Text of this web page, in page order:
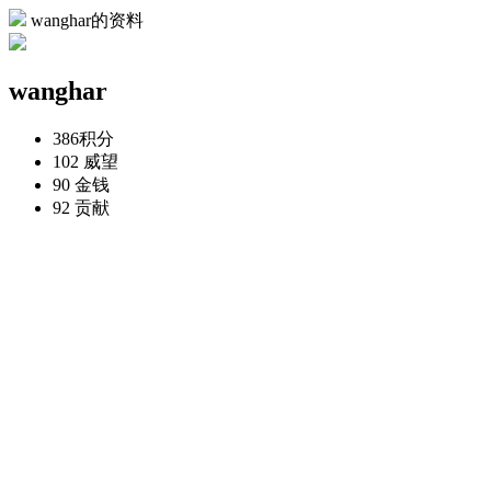
wanghar的资料
wanghar
386积分
102 威望
90 金钱
92 贡献